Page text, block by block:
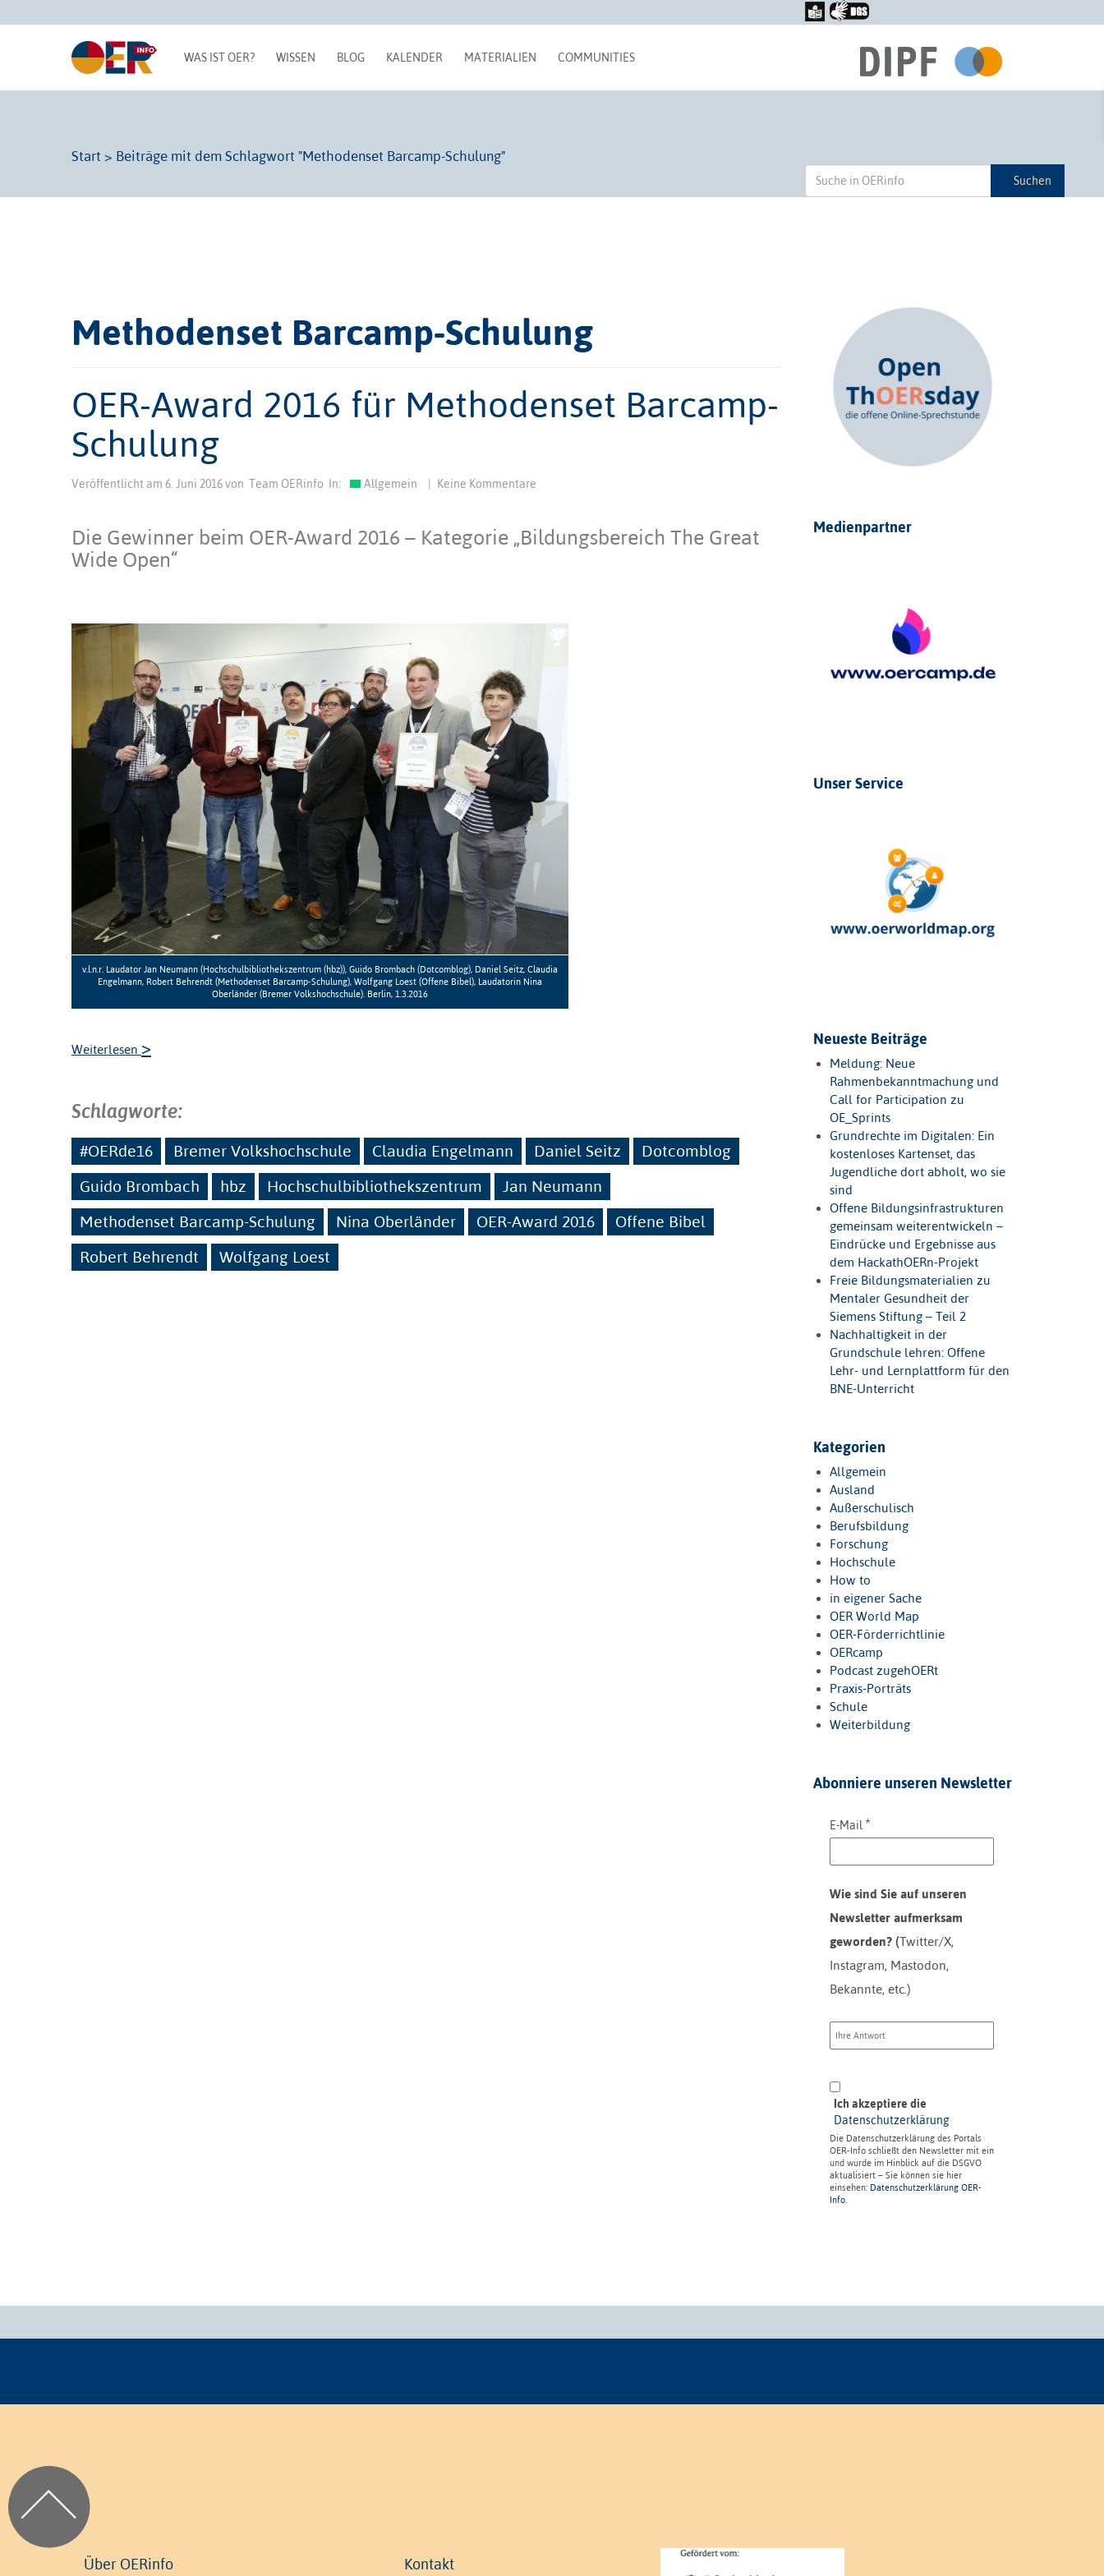
WAS IST OER? WISSEN BLOG KALENDER MATERIALIEN COMMUNITIES
Start > Beiträge mit dem Schlagwort "Methodenset Barcamp-Schulung"
Suchen
Methodenset Barcamp-Schulung
OER-Award 2016 für Methodenset Barcamp-
Schulung
Veröffentlicht am 6. Juni 2016von Team OERinfo In: Allgemein Keine Kommentare
Die Gewinner beim OER-Award 2016 – Kategorie „Bildungsbereich The Great
Wide Open“
v.l.n.r. Laudator Jan Neumann (Hochschulbibliothekszentrum (hbz)), Guido Brombach (Dotcomblog), Daniel Seitz, Claudia
Engelmann, Robert Behrendt (Methodenset Barcamp-Schulung), Wolfgang Loest (Offene Bibel), Laudatorin Nina
Oberländer (Bremer Volkshochschule). Berlin, 1.3.2016
Weiterlesen >
Schlagworte:
#OERde16 Bremer Volkshochschule Claudia Engelmann Daniel Seitz
Dotcomblog
Guido Brombach
hbz Hochschulbibliothekszentrum
Jan Neumann
Methodenset Barcamp-Schulung
Nina Oberländer OER-Award 2016
Offene Bibel
Robert Behrendt
Wolfgang Loest
Medienpartner
Unser Service
Neueste Beiträge
Meldung: Neue
Rahmenbekanntmachung und
Call for Participation zu
OE_Sprints
Grundrechte im Digitalen: Ein
kostenloses Kartenset, das
Jugendliche dort abholt, wo sie
sind
Offene Bildungsinfrastrukturen
gemeinsam weiterentwickeln –
Eindrücke und Ergebnisse aus
dem HackathOERn-Projekt
Freie Bildungsmaterialien zu
Mentaler Gesundheit der
Siemens Stiftung – Teil 2
Nachhaltigkeit in der
Grundschule lehren: Offene
Lehr- und Lernplattform für den
BNE-Unterricht
Kategorien
Allgemein
Ausland
Außerschulisch
Berufsbildung
Forschung
Hochschule
How to
in eigener Sache
OER World Map
OER-Förderrichtlinie
OERcamp
Podcast zugehOERt
Praxis-Porträts
Schule
Weiterbildung
Abonniere unseren Newsletter
E-Mail *
Wie sind Sie auf unseren
Newsletter aufmerksam
geworden? (Twitter/X,
Instagram, Mastodon,
Bekannte, etc.)
Ich akzeptiere die
Datenschutzerklärung
Die Datenschutzerklärung des Portals
OER-Info schließt den Newsletter mit ein
und wurde im Hinblick auf die DSGVO
aktualisiert – Sie können sie hier
einsehen: Datenschutzerklärung OER-
Info.
Über OERinfo Kontakt